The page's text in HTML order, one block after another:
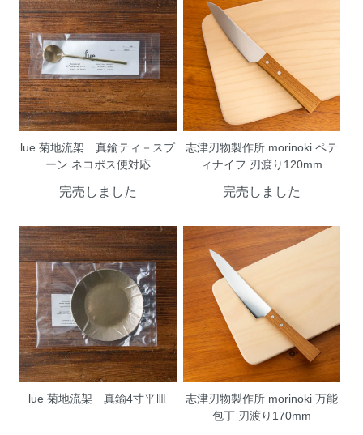
lue 菊地流架 真鍮ティ－スプ
ーン ネコポス便対応
完売しました
志津刃物製作所 morinoki ペテ
ィナイフ 刃渡り120mm
完売しました
lue 菊地流架 真鍮4寸平皿
志津刃物製作所 morinoki 万能
包丁 刃渡り170mm